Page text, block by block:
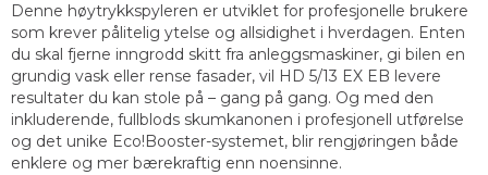
Denne høytrykkspyleren er utviklet for profesjonelle brukere
som krever pålitelig ytelse og allsidighet i hverdagen. Enten
du skal fjerne inngrodd skitt fra anleggsmaskiner, gi bilen en
grundig vask eller rense fasader, vil HD 5/13 EX EB levere
resultater du kan stole på – gang på gang. Og med den
inkluderende, fullblods skumkanonen i profesjonell utførelse
og det unike Eco!Booster-systemet, blir rengjøringen både
enklere og mer bærekraftig enn noensinne.